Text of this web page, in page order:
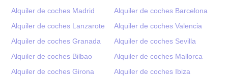
Alquiler de coches Madrid
Alquiler de coches Barcelona
Alquiler de coches Lanzarote
Alquiler de coches Valencia
Alquiler de coches Granada
Alquiler de coches Sevilla
Alquiler de coches Bilbao
Alquiler de coches Mallorca
Alquiler de coches Girona
Alquiler de coches Ibiza